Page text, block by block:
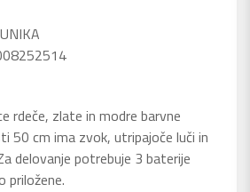
rdeče, zlate in modre barvne
50 cm ima zvok, utripajoče luči in
delovanje potrebuje 3 baterije
priložene.